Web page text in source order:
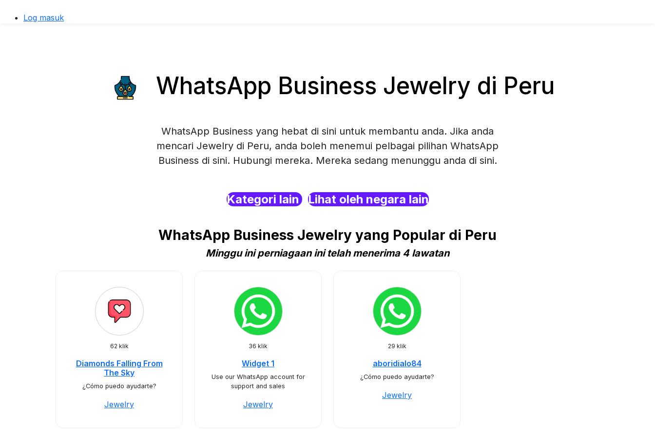
Log masuk
WhatsApp Business Jewelry di Peru
WhatsApp Business yang hebat di sini untuk membantu anda. Jika anda
mencari Jewelry di Peru, anda boleh menemui pelbagai pilihan WhatsApp
Business di sini. Hubungi mereka. Mereka sedang menunggu anda di sini.
Kategori lain Lihat oleh negara lain
WhatsApp Business Jewelry yang Popular di Peru
Minggu ini perniagaan ini telah menerima 4 lawatan
62 klik
Diamonds Falling From
The Sky
¿Cómo puedo ayudarte?
Jewelry
36 klik
Widget 1
Use our WhatsApp account for
support and sales
Jewelry
29 klik
aboridialo84
¿Cómo puedo ayudarte?
Jewelry